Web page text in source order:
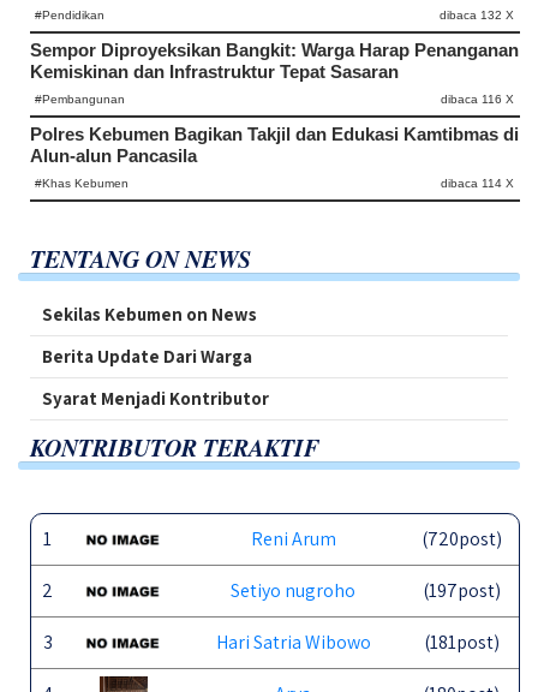
#Pendidikan dibaca 132 X
Sempor Diproyeksikan Bangkit: Warga Harap Penanganan
Kemiskinan dan Infrastruktur Tepat Sasaran
#Pembangunan dibaca 116 X
Polres Kebumen Bagikan Takjil dan Edukasi Kamtibmas di
Alun-alun Pancasila
#Khas Kebumen dibaca 114 X
TENTANG ON NEWS
Sekilas Kebumen on News
Berita Update Dari Warga
Syarat Menjadi Kontributor
KONTRIBUTOR TERAKTIF
1 Reni Arum (720post)
2 Setiyo nugroho (197post)
3 Hari Satria Wibowo (181post)